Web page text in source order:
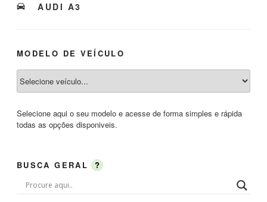
TAGS
AUDI A3
MODELO DE VEÍCULO
Selecione aqui o seu modelo e acesse de forma simples e rápida
todas as opções disponiveis.
BUSCA GERAL ?